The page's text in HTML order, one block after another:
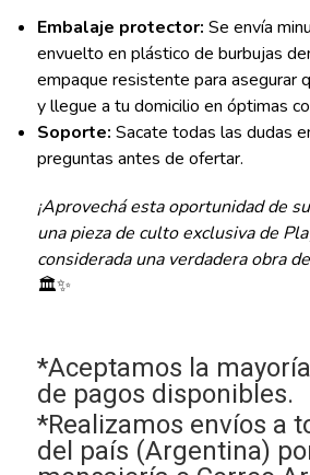
Embalaje protector: Se envía
envuelto en plástico de burbujas
empaque resistente para asegurar
y llegue a tu domicilio en óptimas
Soporte: Sacate todas las dudas
preguntas antes de ofertar.
¡Aprovechá esta oportunidad de
una pieza de culto exclusiva de
considerada una verdadera obra
🏛️✨
*Aceptamos la
de pagos disponibles.
*Realizamos envíos a
del país (Argentina)